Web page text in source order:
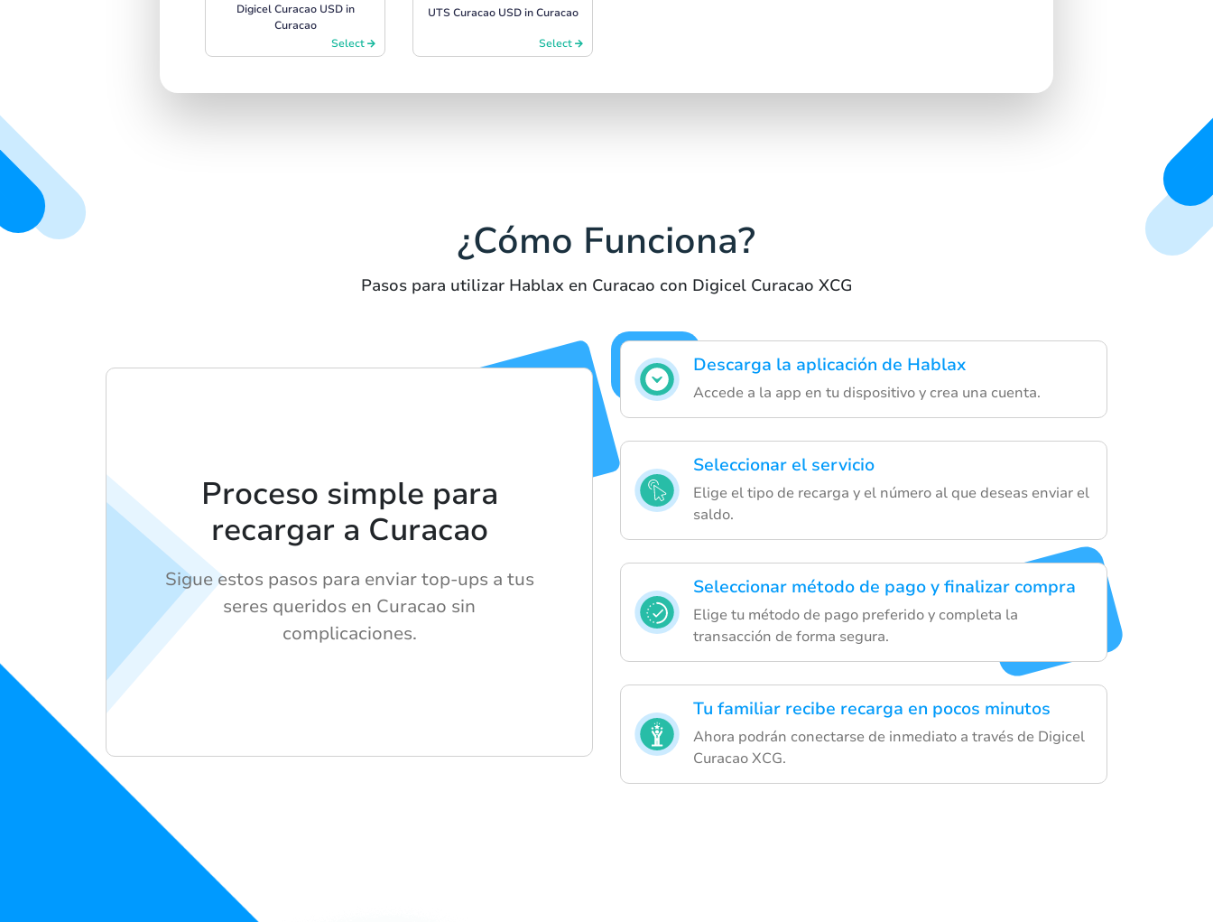
Digicel Curacao USD in
Curacao
Select
UTS Curacao USD in Curacao
Select
¿Cómo Funciona?
Pasos para utilizar Hablax en Curacao con Digicel Curacao XCG
Descarga la aplicación de Hablax
Accede a la app en tu dispositivo y crea una cuenta.
Seleccionar el servicio
Elige el tipo de recarga y el número al que deseas enviar el
saldo.
Seleccionar método de pago y finalizar compra
Elige tu método de pago preferido y completa la
transacción de forma segura.
Tu familiar recibe recarga en pocos minutos
Ahora podrán conectarse de inmediato a través de Digicel
Curacao XCG.
Proceso simple para
recargar a Curacao
Sigue estos pasos para enviar top-ups a tus
seres queridos en Curacao sin
complicaciones.